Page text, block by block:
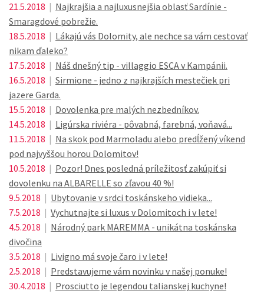
21.5.2018 | Najkrajšia a najluxusnejšia oblasť Sardínie -
Smaragdové pobrežie.
18.5.2018 | Lákajú vás Dolomity, ale nechce sa vám cestovať
nikam ďaleko?
17.5.2018 | Náš dnešný tip - villaggio ESCA v Kampánii.
16.5.2018 | Sirmione - jedno z najkrajších mestečiek pri
jazere Garda.
15.5.2018 | Dovolenka pre malých nezbedníkov.
14.5.2018 | Ligúrska riviéra - pôvabná, farebná, voňavá...
11.5.2018 | Na skok pod Marmoladu alebo predĺžený víkend
pod najvyššou horou Dolomitov!
10.5.2018 | Pozor! Dnes posledná príležitosť zakúpiť si
dovolenku na ALBARELLE so zľavou 40 %!
9.5.2018 | Ubytovanie v srdci toskánskeho vidieka...
7.5.2018 | Vychutnajte si luxus v Dolomitoch i v lete!
4.5.2018 | Národný park MAREMMA - unikátna toskánska
divočina
3.5.2018 | Livigno má svoje čaro i v lete!
2.5.2018 | Predstavujeme vám novinku v našej ponuke!
30.4.2018 | Prosciutto je legendou talianskej kuchyne!